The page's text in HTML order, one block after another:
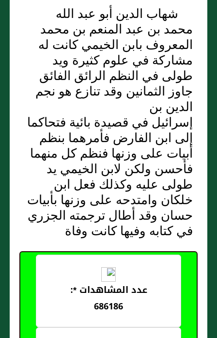
شهاب الدين أبو عبد الله
محمد بن عبد المنعم بن محمد
المعروف بابن الخيمي كانت له
مشاركة في علوم كثيرة ويد
طولى في النظم الرائق الفائق
جاوز الثمانين وقد تنازع هو نجم
الدين بن
إسرائيل في قصيدة بائية فتحاكما
إلى ابن الفارض فأمرهما بنظم
أبيات على وزنها فنظم كل منهما
فأحسن ولكن لابن الخيمي يد
طولى عليه وكذلك فعل ابن
خلكان وامتدحه على وزنها بأبيات
حسان وقد أطال ترجمته الجزري
في كتابه وفيها كانت وفاة
عدد المشاهدات *:
686186